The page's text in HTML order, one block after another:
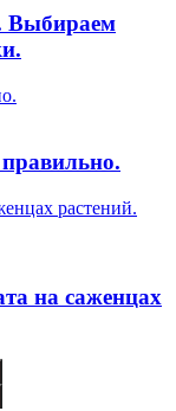
Выбираем
растений.
на саженцах